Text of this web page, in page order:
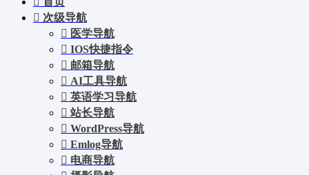
次级导航
医学导航
IOS快捷指令
邮箱导航
AI工具导航
英语学习导航
站长导航
WordPress导航
Emlog导航
电商导航